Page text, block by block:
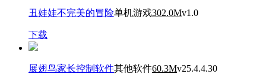
丑娃娃不完美的冒险单机游戏302.0Mv1.0
下载
展翅鸟家长控制软件其他软件60.3Mv25.4.4.30